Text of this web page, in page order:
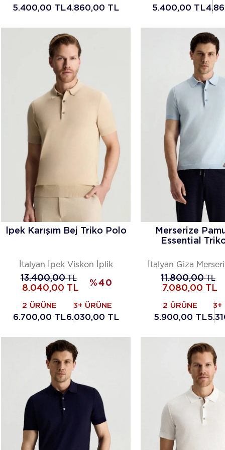
5.400,00 TL4.860,00 TL 5.400,00 TL
İpek Karışım Bej Triko Polo
İtalyan İpek Viskon İplik
13.400,00TL
8.040,00 TL
%40
2 ÜRÜNE
6.700,00 TL
3+ ÜRÜNE
6.030,00 TL
Merserize
Essential
İtalyan Giza
11.800,00TL
7.080,00 TL
2 ÜRÜNE
5.900,00 TL
3+